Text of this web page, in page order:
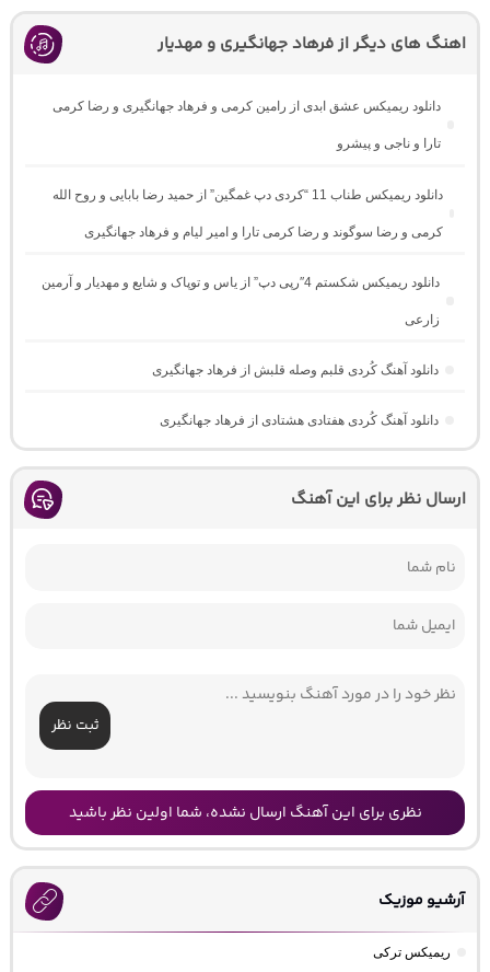
اهنگ های دیگر از فرهاد جهانگیری و مهدیار
دانلود ریمیکس عشق ابدی از رامین کرمی و فرهاد جهانگیری و رضا کرمی
تارا و ناجی و پیشرو
دانلود ریمیکس طناب 11 “کردی دپ غمگین” از حمید رضا بابایی و روح الله
کرمی و رضا سوگوند و رضا کرمی تارا و امیر لیام و فرهاد جهانگیری
دانلود ریمیکس شکستم 4″رپی دپ” از یاس و توپاک و شایع و مهدیار و آرمین
زارعی
دانلود آهنگ کُردی قلبم وصله قلبش از فرهاد جهانگیری
دانلود آهنگ کُردی هفتادی هشتادی از فرهاد جهانگیری
ارسال نظر برای این آهنگ
ثبت نظر
نظری برای این آهنگ ارسال نشده، شما اولین نظر باشید
آرشیو موزیک
ریمیکس ترکی